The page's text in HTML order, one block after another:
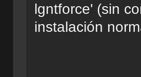
lgntforce' (sin
instalación